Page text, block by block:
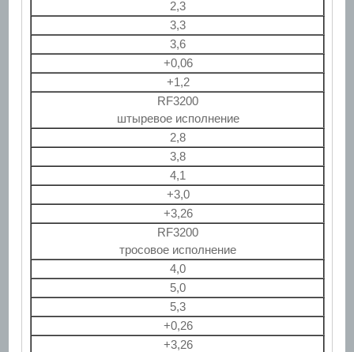
2,3
3,3
3,6
+0,06
+1,2
RF3200
штыревое исполнение
2,8
3,8
4,1
+3,0
+3,26
RF3200
тросовое исполнение
4,0
5,0
5,3
+0,26
+3,26